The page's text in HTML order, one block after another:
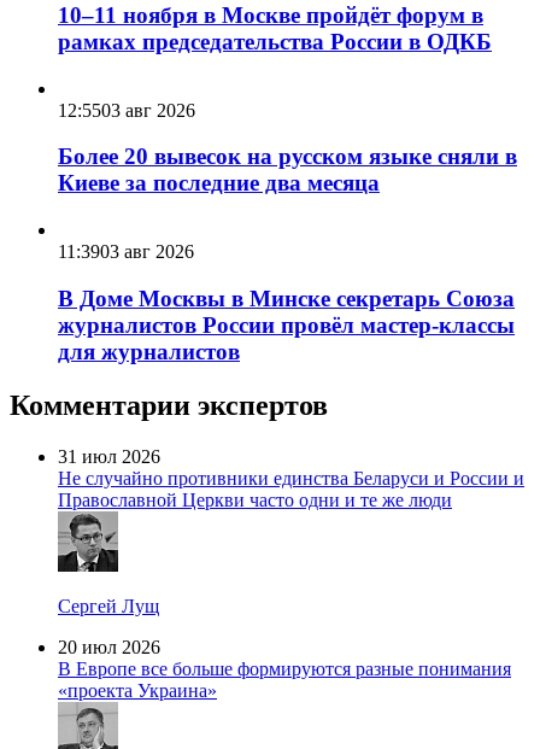
10–11 ноября в Москве пройдёт форум в
рамках председательства России в ОДКБ
12:5503 авг 2026
Более 20 вывесок на русском языке сняли в
Киеве за последние два месяца
11:3903 авг 2026
В Доме Москвы в Минске секретарь Союза
журналистов России провёл мастер-классы
для журналистов
Комментарии экспертов
31 июл 2026
Не случайно противники единства Беларуси и России и
Православной Церкви часто одни и те же люди
Сергей Лущ
20 июл 2026
В Европе все больше формируются разные понимания
«проекта Украина»